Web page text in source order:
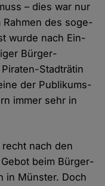
– dies war nur
Rahmen des soge­
wurde nach Ein­
Bürger­
Stadt­rätin
der Publikums­
immer sehr in
nach den
Gebot beim Bürger­
in Münster. Doch